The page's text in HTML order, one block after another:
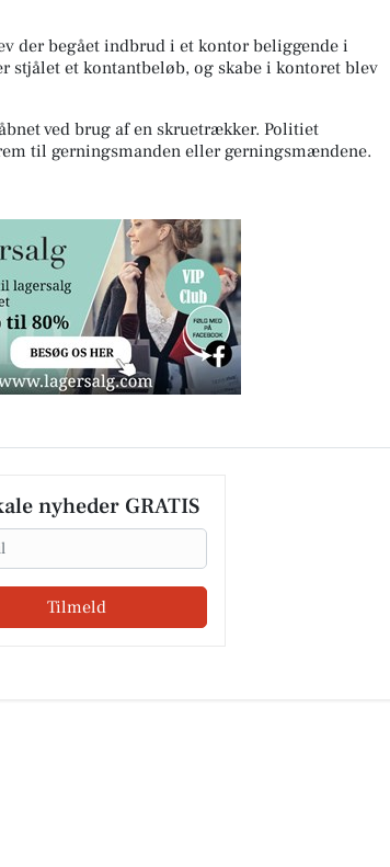
der begået indbrud i et kontor beliggende i
stjålet et kontantbeløb, og skabe i kontoret blev
ved brug af en skruetrækker. Politiet
til gerningsmanden eller gerningsmændene.
nyheder GRATIS
Tilmeld